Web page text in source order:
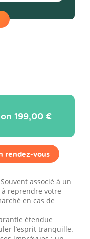
199,00 €
rendez-vous
Souvent associé à un
reprendre votre
en cas de
étendue
l’esprit tranquille.